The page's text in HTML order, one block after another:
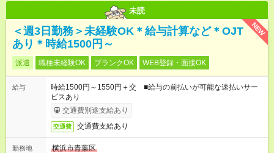
未読
NEW
＜週3日勤務＞未経験OK＊給与計算など＊OJT
あり＊時給1500円～
派遣 職種未経験OK ブランクOK WEB登録・面接OK
給与
時給1500円～1550円＋交 ■給与の前払いが可能な速払いサー
ビスあり
交通費別途支給あり
交通費 交通費支給あり
勤務地
横浜市青葉区